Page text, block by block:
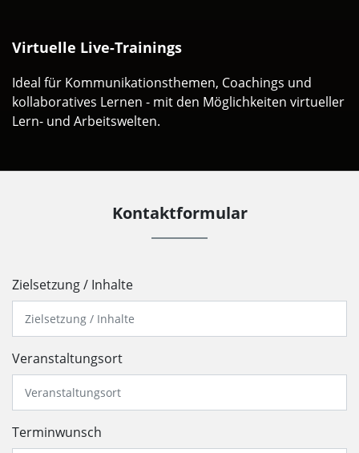
Virtuelle Live-Trainings
Ideal für Kommunikationsthemen, Coachings und
kollaboratives Lernen - mit den Möglichkeiten virtueller
Lern- und Arbeitswelten.
Kontaktformular
Zielsetzung / Inhalte
Veranstaltungsort
Terminwunsch